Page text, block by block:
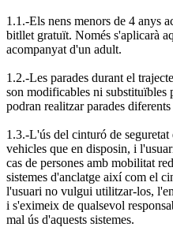
1.1.-Els nens menors de 4 anys
bitllet gratuït. Només s'aplicarà
acompanyat d'un adult.
1.2.-Les parades durant el
son modificables ni
podran realitzar parades
1.3.-L'ús del cinturó de
vehicles que en disposin, i
cas de persones amb mobilitat
sistemes d'anclatge així com el
l'usuari no vulgui utilitzar-los,
i s'eximeix de qualsevol
mal ús d'aquests sistemes.